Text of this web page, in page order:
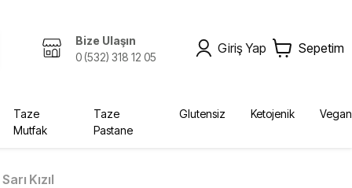
Bize Ulaşın
0 (532) 318 12 05
Giriş Yap Sepetim
Zeytinyağı, Yağlar
Kombucha
Sabunlar
Bebek, Çocuk
Taze
Mutfak
Taze
Pastane
Glutensiz Ketojenik Vegan
Kızıl